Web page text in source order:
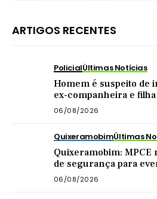
ARTIGOS RECENTES
PolicialÚltimas Notícias
Homem é suspeito de
ex-companheira e
do imóvel
06/08/2026
QuixeramobimÚltimas
Quixeramobim: MPCE
de segurança para
acima de mil pessoas
06/08/2026